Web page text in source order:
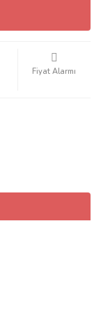
Fiyat Alarmı